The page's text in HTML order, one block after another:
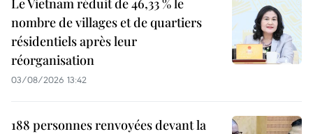
nombre de villages et de quartiers
résidentiels après leur
réorganisation
03/08/2026 13:42
188 personnes renvoyées devant la